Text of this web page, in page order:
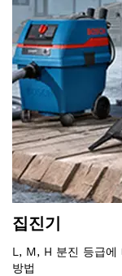
집진기
L, M, H 분진 등급에
방법